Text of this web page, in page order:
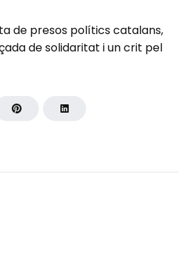
de presos polítics catalans,
de solidaritat i un crit pel